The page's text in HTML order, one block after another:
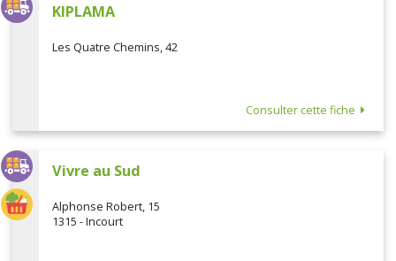
KIPLAMA
Les Quatre Chemins, 42
Consulter cette fiche
Vivre au Sud
Alphonse Robert, 15
1315 - Incourt